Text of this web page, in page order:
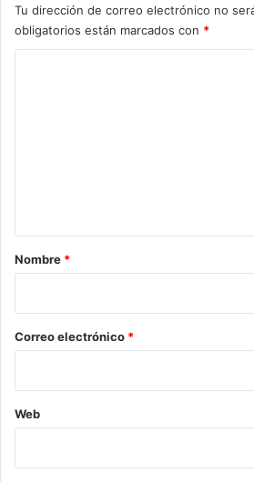
Tu dirección de correo electrónico no
obligatorios están marcados con *
r
*
Nombre *
Correo electrónico *
Web